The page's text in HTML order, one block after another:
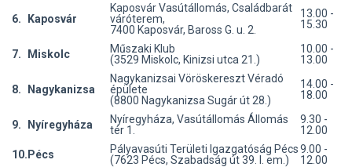
6. Kaposvár
Kaposvár Vasútállomás, Családbarát
váróterem,
7400 Kaposvár, Baross G. u. 2.
13.00 -
15.30
7. Miskolc
Műszaki Klub
(3529 Miskolc, Kinizsi utca 21.)
10.00 -
13.00
8. Nagykanizsa
Nagykanizsai Vöröskereszt Véradó
épülete
(8800 Nagykanizsa Sugár út 28.)
14.00 -
18.00
9. Nyíregyháza
Nyíregyháza, Vasútállomás Állomás
tér 1.
9.30 -
12.00
10. Pécs
Pályavasúti Területi Igazgatóság Pécs
(7623 Pécs, Szabadság út 39. I. em.)
9.00 -
12.00